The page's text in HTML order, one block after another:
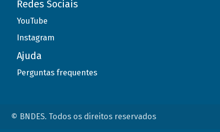
Redes Sociais
YouTube
Instagram
Ajuda
Perguntas frequentes
© BNDES. Todos os direitos reservados